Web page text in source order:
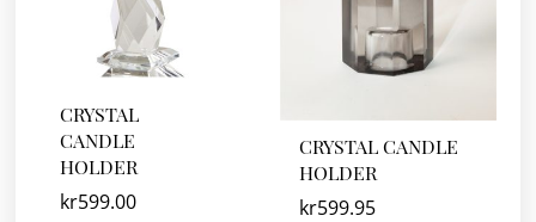
CRYSTAL
CANDLE
HOLDER
kr599.00
CRYSTAL CANDLE
HOLDER
kr599.95